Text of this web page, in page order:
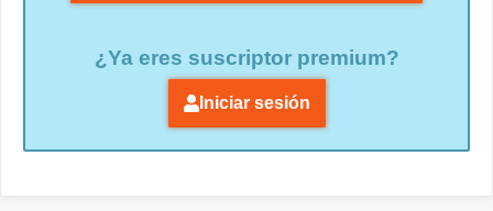
¿Ya eres suscriptor premium?
Iniciar sesión